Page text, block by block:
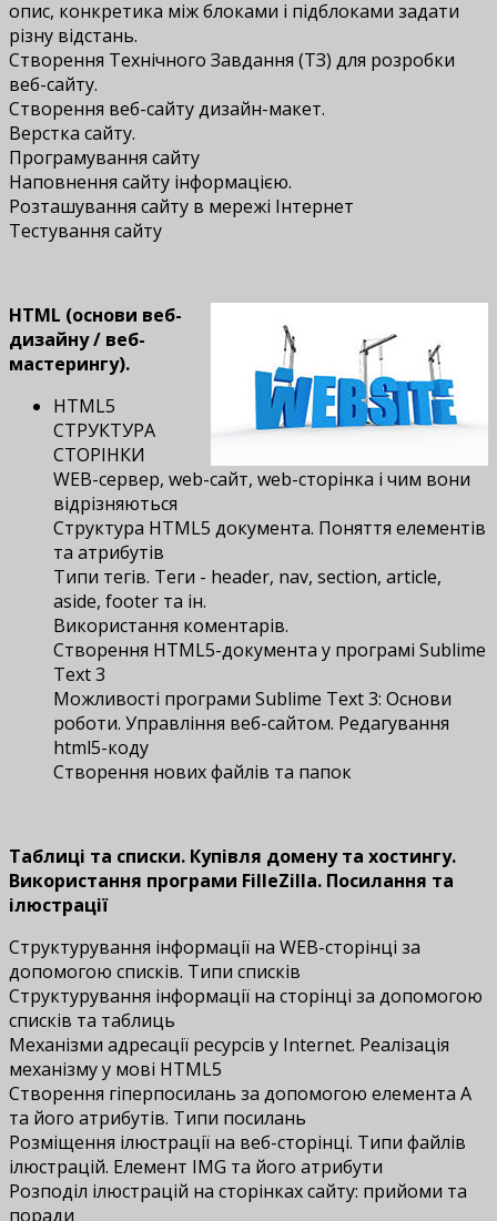
опис, конкретика між блоками і підблоками задати
різну відстань.
Створення Технічного Завдання (ТЗ) для розробки
веб-сайту.
Створення веб-сайту дизайн-макет.
Верстка сайту.
Програмування сайту
Наповнення сайту інформацією.
Розташування сайту в мережі Інтернет
Тестування сайту
HTML (основи веб-
дизайну / веб-
мастерингу).
HTML5
СТРУКТУРА
СТОРІНКИ
WEB-сервер, web-сайт, web-сторінка і чим вони
відрізняються
Структура HTML5 документа. Поняття елементів
та атрибутів
Типи тегів. Теги - header, nav, section, article,
aside, footer та ін.
Використання коментарів.
Створення HTML5-документа у програмі Sublime
Text 3
Можливості програми Sublime Text 3: Основи
роботи. Управління веб-сайтом. Редагування
html5-коду
Створення нових файлів та папок
Таблиці та списки. Купівля домену та хостингу.
Використання програми FilleZilla. Посилання та
ілюстрації
Структурування інформації на WEB-сторінці за
допомогою списків. Типи списків
Структурування інформації на сторінці за допомогою
списків та таблиць
Механізми адресації ресурсів у Internet. Реалізація
механізму у мові HTML5
Створення гіперпосилань за допомогою елемента A
та його атрибутів. Типи посилань
Розміщення ілюстрації на веб-сторінці. Типи файлів
ілюстрацій. Елемент IMG та його атрибути
Розподіл ілюстрацій на сторінках сайту: прийоми та
поради